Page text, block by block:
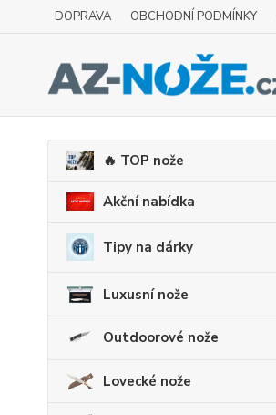
DOPRAVA OBCHODNÍ PODMÍNKY
🔥 TOP nože
Akční nabídka
Tipy na dárky
Luxusní nože
Outdoorové nože
Lovecké nože